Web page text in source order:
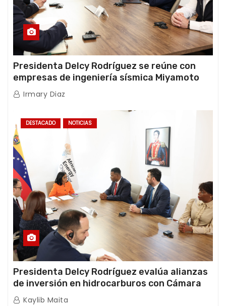
Presidenta Delcy Rodríguez se reúne con
empresas de ingeniería sísmica Miyamoto
International y TFI Solutions
Irmary Diaz
DESTACADO NOTICIAS
Presidenta Delcy Rodríguez evalúa alianzas
de inversión en hidrocarburos con Cámara
Africana de Energía
Kaylib Maita